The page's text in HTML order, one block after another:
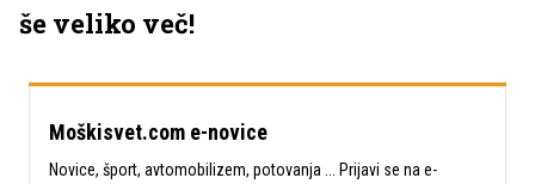
še veliko več!
Moškisvet.com e-novice
Novice, šport, avtomobilizem, potovanja ... Prijavi se na e-